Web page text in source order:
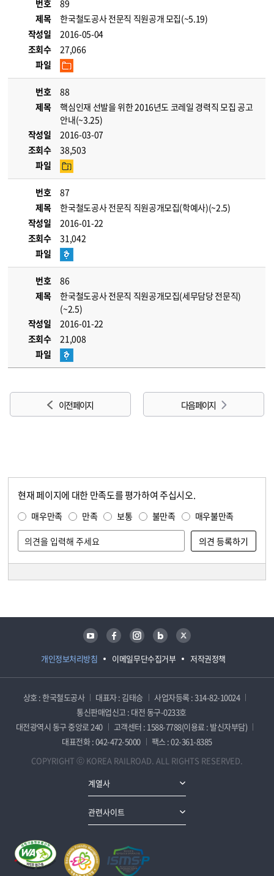
번호
89
제목
한국철도공사 전문직 직원공개 모집(~5.19)
작성일
2016-05-04
조회수
27,066
파일
번호
88
제목
핵심인재 선발을 위한 2016년도 코레일 경력직 모집 공고
안내(~3.25)
작성일
2016-03-07
조회수
38,503
파일
번호
87
제목
한국철도공사 전문직 직원공개모집(학예사)(~2.5)
작성일
2016-01-22
조회수
31,042
파일
번호
86
제목
한국철도공사 전문직 직원공개모집(세무담당 전문직)
(~2.5)
작성일
2016-01-22
조회수
21,008
파일
이전 페이지 다음 페이지
현재 페이지에 대한 만족도를 평가하여 주십시오.
매우만족 만족 보통 불만족 매우불만족
개인정보처리방침 이메일무단수집거부 저작권정책
유튜브 페이스북 인스타그램 블로그 트위터
상호 : 한국철도공사 대표자 : 김태승
사업자등록 : 314-82-10024
통신판매업신고 : 대전 동구-0233호
대전광역시 동구 중앙로 240
고객센터 : 1588-7788(이용료 : 발신자부담)
대표전화 : 042-472-5000
팩스 : 02-361-8385
COPYRIGHT ⓒ KOREA RAILROAD. ALL RIGHTS RESERVED.
계열사
관련사이트